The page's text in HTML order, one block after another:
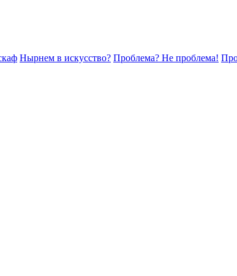
Нырнем в искусство? Проблема? Не проблема!